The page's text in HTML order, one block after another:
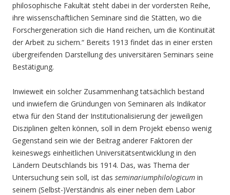
philosophische Fakultät steht dabei in der vordersten Reihe,
ihre wissenschaftlichen Seminare sind die Stätten, wo die
Forschergeneration sich die Hand reichen, um die Kontinuität
der Arbeit zu sichern.“ Bereits 1913 findet das in einer ersten
übergreifenden Darstellung des universitären Seminars seine
Bestätigung.
Inwieweit ein solcher Zusammenhang tatsächlich bestand
und inwiefern die Gründungen von Seminaren als Indikator
etwa für den Stand der Institutionalisierung der jeweiligen
Disziplinen gelten können, soll in dem Projekt ebenso wenig
Gegenstand sein wie der Beitrag anderer Faktoren der
keineswegs einheitlichen Universitätsentwicklung in den
Ländern Deutschlands bis 1914. Das, was Thema der
Untersuchung sein soll, ist das seminariumphilologicum in
seinem (Selbst-)Verständnis als einer neben dem Labor